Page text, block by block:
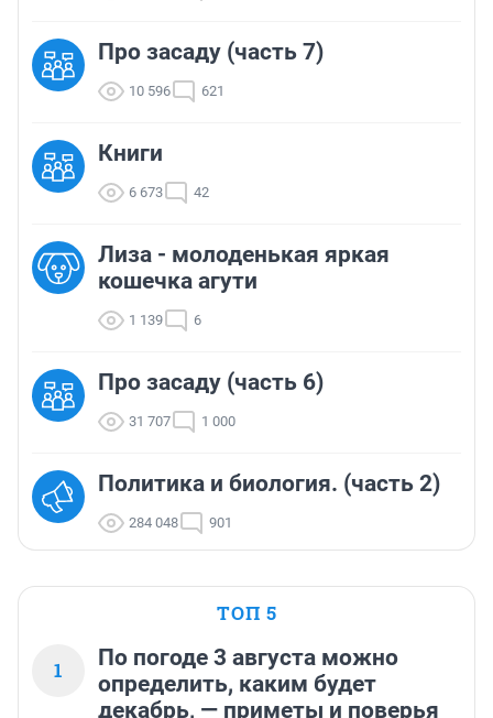
Про засаду (часть 7)
10 596 621
Книги
6 673 42
Лиза - молоденькая яркая
кошечка агути
1 139 6
Про засаду (часть 6)
31 707 1 000
Политика и биология. (часть 2)
284 048 901
ТОП 5
1
По погоде 3 августа можно
определить, каким будет
декабрь, — приметы и поверья